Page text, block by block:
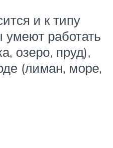
и к типу
работать
озеро, пруд),
(лиман, море,